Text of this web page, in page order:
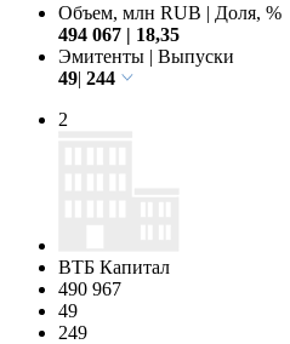
Объем, млн RUB | Доля, %
494 067 | 18,35
Эмитенты | Выпуски
49| 244
2
ВТБ Капитал
490 967
49
249